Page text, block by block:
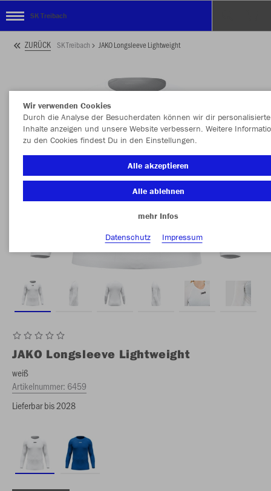
SK Treibach
ZURÜCK SK Treibach JAKO Longsleeve Lightweight
JAKO Longsleeve Lightweight
weiß
Artikelnummer: 6459
Lieferbar bis 2028
Wir verwenden Cookies
Durch die Analyse der Besucherdaten können wir dir personalisierte
Inhalte anzeigen und unsere Website verbessern. Weitere
zu den Cookies findest Du in den Einstellungen.
Alle akzeptieren
Alle ablehnen
mehr Infos
Datenschutz
Impressum